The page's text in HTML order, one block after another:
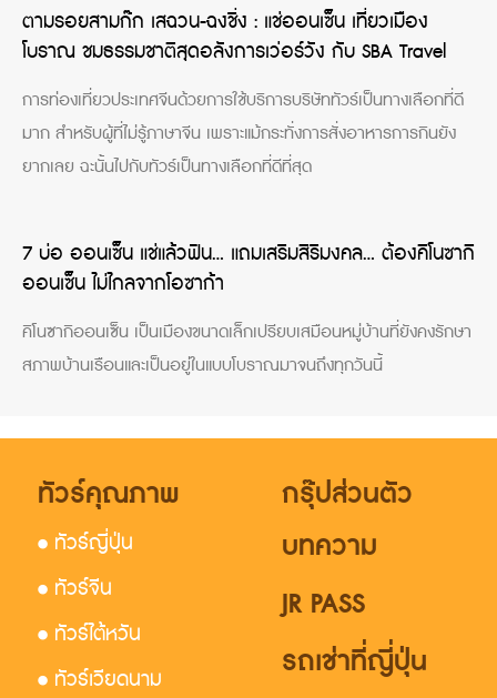
ตามรอยสามก๊ก เสฉวน-ฉงชิ่ง : แช่ออนเซ็น เที่ยวเมือง
โบราณ ชมธรรมชาติสุดอลังการเว่อร์วัง กับ SBA Travel
การท่องเที่ยวประเทศจีนด้วยการใช้บริการบริษัททัวร์เป็นทางเลือกที่ดี
มาก สำหรับผู้ที่ไม่รู้ภาษาจีน เพราะแม้กระทั่งการสั่งอาหารการกินยัง
ยากเลย ฉะนั้นไปกับทัวร์เป็นทางเลือกที่ดีที่สุด
7 บ่อ ออนเซ็น แช่แล้วฟิน… แถมเสริมสิริมงคล… ต้องคิโนซากิ
ออนเซ็น ไม่ไกลจากโอซาก้า
คิโนซากิออนเซ็น เป็นเมืองขนาดเล็กเปรียบเสมือนหมู่บ้านที่ยังคงรักษา
สภาพบ้านเรือนและเป็นอยู่ในแบบโบราณมาจนถึงทุกวันนี้
ทัวร์คุณภาพ
• ทัวร์ญี่ปุ่น
• ทัวร์จีน
• ทัวร์ไต้หวัน
• ทัวร์เวียดนาม
กรุ๊ปส่วนตัว
บทความ
JR PASS
รถเช่าที่ญี่ปุ่น